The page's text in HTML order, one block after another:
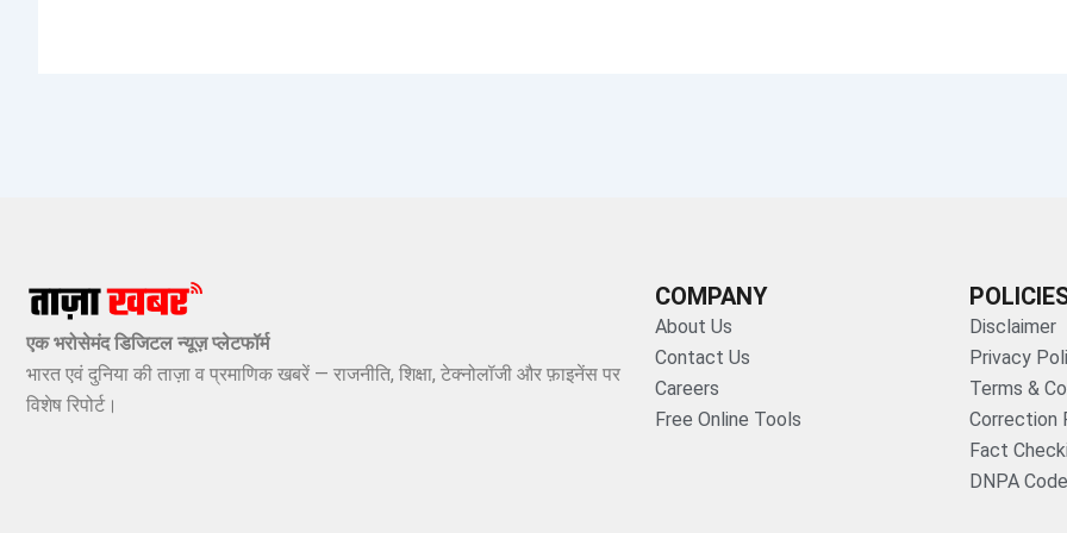
एक भरोसेमंद डिजिटल न्यूज़ प्लेटफॉर्म
भारत एवं दुनिया की ताज़ा व प्रमाणिक खबरें — राजनीति, शिक्षा, टेक्नोलॉजी और फ़ाइनेंस पर
विशेष रिपोर्ट।
COMPANY
About Us
Contact Us
Careers
Free Online Tools
Disclaimer
Privacy
Terms &
Correction
Fact
DNPA